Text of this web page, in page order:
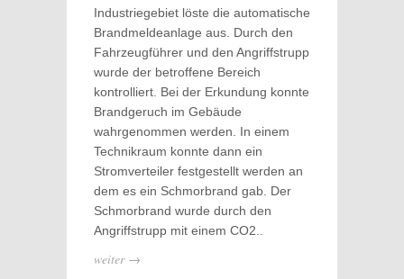
Industriegebiet löste die automatische
Brandmeldeanlage aus. Durch den
Fahrzeugführer und den Angriffstrupp
wurde der betroffene Bereich
kontrolliert. Bei der Erkundung konnte
Brandgeruch im Gebäude
wahrgenommen werden. In einem
Technikraum konnte dann ein
Stromverteiler festgestellt werden an
dem es ein Schmorbrand gab. Der
Schmorbrand wurde durch den
Angriffstrupp mit einem CO2..
weiter →